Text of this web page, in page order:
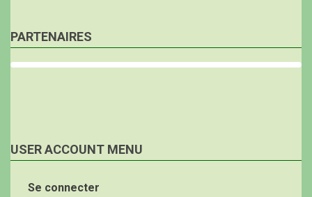
PARTENAIRES
USER ACCOUNT MENU
Se connecter